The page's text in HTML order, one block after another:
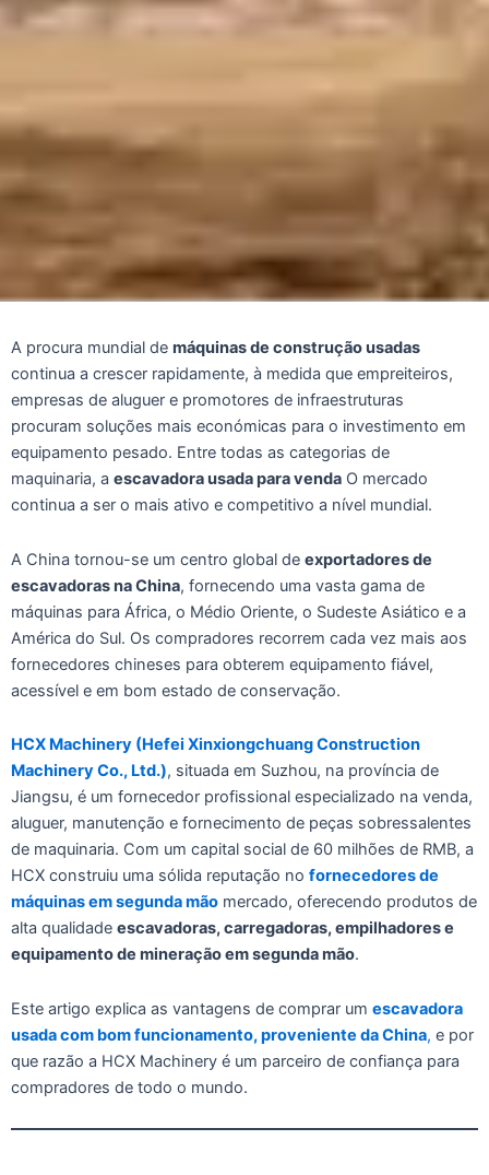
A procura mundial de máquinas de construção usadas
continua a crescer rapidamente, à medida que empreiteiros,
empresas de aluguer e promotores de infraestruturas
procuram soluções mais económicas para o investimento em
equipamento pesado. Entre todas as categorias de
maquinaria, a escavadora usada para venda O mercado
continua a ser o mais ativo e competitivo a nível mundial.
A China tornou-se um centro global de exportadores de
escavadoras na China, fornecendo uma vasta gama de
máquinas para África, o Médio Oriente, o Sudeste Asiático e a
América do Sul. Os compradores recorrem cada vez mais aos
fornecedores chineses para obterem equipamento fiável,
acessível e em bom estado de conservação.
HCX Machinery (Hefei Xinxiongchuang Construction
Machinery Co., Ltd.), situada em Suzhou, na província de
Jiangsu, é um fornecedor profissional especializado na venda,
aluguer, manutenção e fornecimento de peças sobressalentes
de maquinaria. Com um capital social de 60 milhões de RMB, a
HCX construiu uma sólida reputação no fornecedores de
máquinas em segunda mão mercado, oferecendo produtos de
alta qualidade escavadoras, carregadoras, empilhadores e
equipamento de mineração em segunda mão.
Este artigo explica as vantagens de comprar um escavadora
usada com bom funcionamento, proveniente da China, e por
que razão a HCX Machinery é um parceiro de confiança para
compradores de todo o mundo.